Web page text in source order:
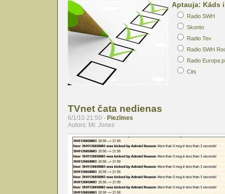
Aptauja: Kāds
Radio SWH
Skonto
Radio Tev
Radio SWH
Radio Europa
Cits
TVnet čata nedienas
6/1/10 21:50 - Piezīmes
Autors: Mr. Jones